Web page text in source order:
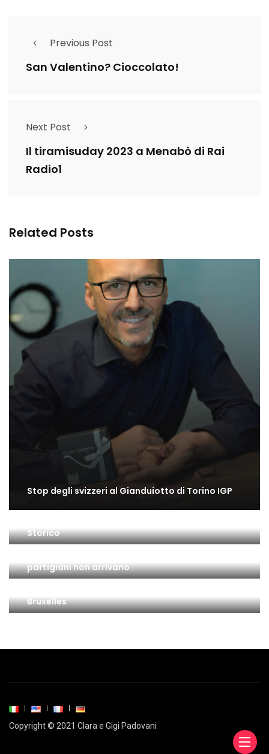
Previous Post
San Valentino? Cioccolato!
Next Post
Il tiramisuday 2023 a Menabò di Rai
Radio1
Related Posts
Stop degli svizzeri al Gianduiotto di Torino IGP
Storico
partigiani non arrivano
Bruxelles
Copyright © 2021 Clara e Gigi Padovani